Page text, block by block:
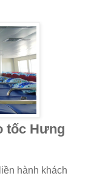
tốc Hưng
hành khách